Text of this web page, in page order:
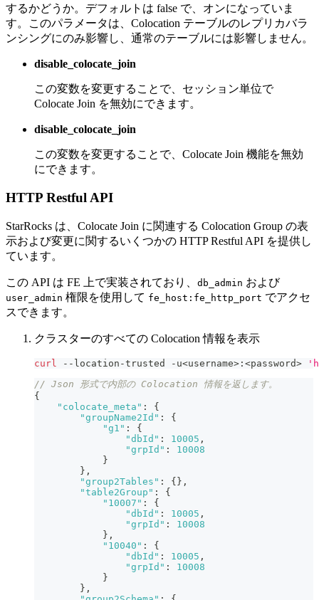
するかどうか。デフォルトは false で、オンになっていま
す。このパラメータは、Colocation テーブルのレプリカバラ
ンシングにのみ影響し、通常のテーブルには影響しません。
disable_colocate_join
この変数を変更することで、セッション単位で
Colocate Join を無効にできます。
disable_colocate_join
この変数を変更することで、Colocate Join 機能を無効
にできます。
HTTP Restful API
StarRocks は、Colocate Join に関連する Colocation Group の表
示および変更に関するいくつかの HTTP Restful API を提供し
ています。
この API は FE 上で実装されており、 db_admin および
user_admin 権限を使用して fe_host:fe_http_port でアクセ
スできます。
クラスターのすべての Colocation 情報を表示
curl --location-trusted -u<username> : <password>
// Json 形式で内部の Colocation 情報を返します。
{
"colocate_meta" :
{
"groupName2Id" :
{
"g1" :
{
"dbId" : 10005 ,
"grpId" :
10008
}
} ,
"group2Tables" : { } ,
"table2Group" :
{
"10007" :
{
"dbId" : 10005 ,
"grpId" :
10008
} ,
"10040" :
{
"dbId" : 10005 ,
"grpId" :
10008
}
} ,